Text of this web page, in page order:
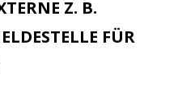
Z. B.
FÜR